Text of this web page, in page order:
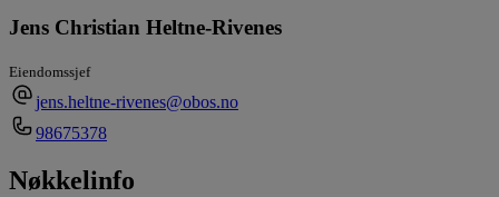
Jens Christian Heltne-Rivenes
Eiendomssjef
jens.heltne-rivenes@obos.no
98675378
Nøkkelinfo